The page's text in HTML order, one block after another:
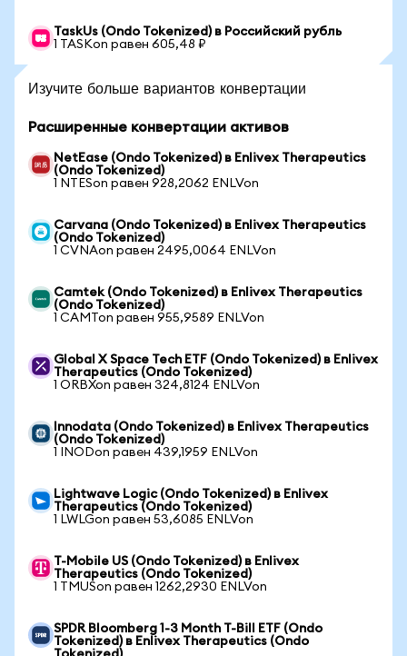
TaskUs (Ondo Tokenized) в Российский рубль
1 TASKon равен 605,48 ₽
Изучите больше вариантов конвертации
Расширенные конвертации активов
NetEase (Ondo Tokenized) в Enlivex Therapeutics
(Ondo Tokenized)
1 NTESon равен 928,2062 ENLVon
Carvana (Ondo Tokenized) в Enlivex Therapeutics
(Ondo Tokenized)
1 CVNAon равен 2495,0064 ENLVon
Camtek (Ondo Tokenized) в Enlivex Therapeutics
(Ondo Tokenized)
1 CAMTon равен 955,9589 ENLVon
Global X Space Tech ETF (Ondo Tokenized) в Enlivex
Therapeutics (Ondo Tokenized)
1 ORBXon равен 324,8124 ENLVon
Innodata (Ondo Tokenized) в Enlivex Therapeutics
(Ondo Tokenized)
1 INODon равен 439,1959 ENLVon
Lightwave Logic (Ondo Tokenized) в Enlivex
Therapeutics (Ondo Tokenized)
1 LWLGon равен 53,6085 ENLVon
T-Mobile US (Ondo Tokenized) в Enlivex
Therapeutics (Ondo Tokenized)
1 TMUSon равен 1262,2930 ENLVon
SPDR Bloomberg 1-3 Month T-Bill ETF (Ondo
Tokenized) в Enlivex Therapeutics (Ondo